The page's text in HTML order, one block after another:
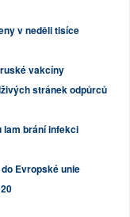
v neděli tisíce
vakcíny
stránek odpůrců
lam brání infekci
Evropské unie